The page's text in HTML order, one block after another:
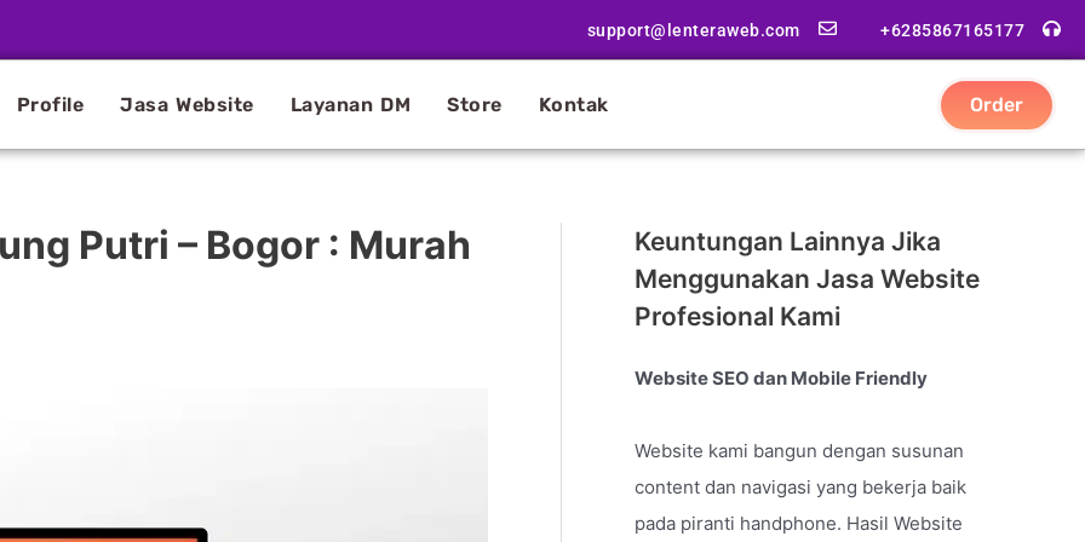
support@lenteraweb.com +6285867165177
Profile Jasa Website Layanan DM Store Kontak Order
Putri – Bogor : Murah
Keuntungan Lainnya Jika
Menggunakan Jasa Website
Profesional Kami
Website SEO dan Mobile Friendly
Website kami bangun dengan susunan
content dan navigasi yang bekerja baik
pada piranti handphone. Hasil Website